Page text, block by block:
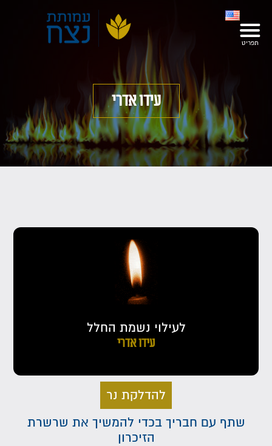
עידו אדרי
לעילוי נשמת החלל
עידו אדרי
להדלקת נר
שתף עם חבריך בכדי להמשיך את שרשרת
הזיכרון